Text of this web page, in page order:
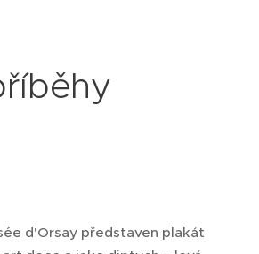
d'Orsay představen plakát